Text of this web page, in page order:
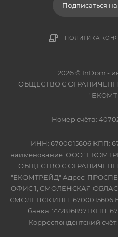
Подписаться
ПОЛИТИКА
2026 © InDom -
ОБЩЕСТВО С
Номер счёта:
ИНН: 6700015606 КПП:
наименование: ООО
ОБЩЕСТВО С
"ЕКОМТРЕЙД" Адрес:
ОФИС 1, СМОЛЕНСКАЯ
СМОЛЕНСК ИНН:
банка: 7728168971 КПП:
Корреспондентский